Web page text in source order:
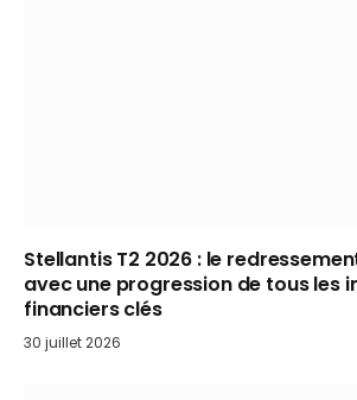
Stellantis T2 2026 : le
avec une progression de tous les
financiers clés
30 juillet 2026